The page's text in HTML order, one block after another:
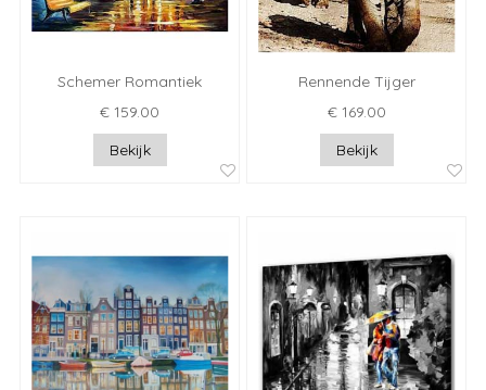
Schemer Romantiek
€ 159.00
Bekijk
Rennende Tijger
€ 169.00
Bekijk